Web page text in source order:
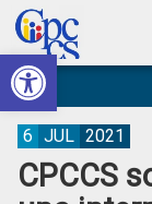
Abrir barra de
Skip
to
primary
navigation
Skip
to
main
content
Skip
to
primary
sidebar
Skip
to
footer
Consejo
de
Construyendo
Poder
Ciudadano
CPCCS
6 JUL 2021